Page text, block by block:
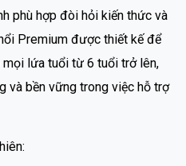
phù hợp đòi hỏi kiến thức và
Premium được thiết kế để
mọi lứa tuổi từ 6 tuổi trở lên,
và bền vững trong việc hỗ trợ